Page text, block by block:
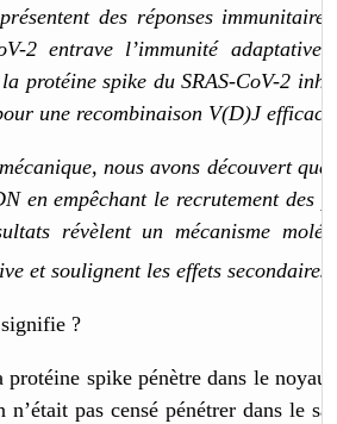
des réponses
2 entrave l’immunité
protéine spike du SRAS-CoV-2
une recombinaison V(D)J
nous avons découvert
en empêchant le recrutement des
révèlent un mécanisme
et soulignent les effets
signifie ?
spike pénètre dans le
pas censé pénétrer dans le